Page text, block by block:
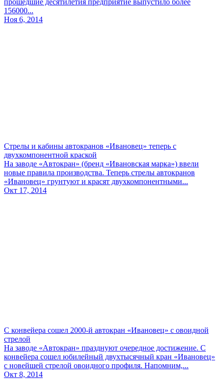
156000...
Ноя 6, 2014
Стрелы и кабины автокранов «Ивановец» теперь с
двухкомпонентной краской
На заводе «Автокран» (бренд «Ивановская марка») ввели
новые правила производства. Теперь стрелы автокранов
«Ивановец» грунтуют и красят двухкомпонентными...
Окт 17, 2014
С конвейера сошел 2000-й автокран «Ивановец» с овоидной
стрелой
На заводе «Автокран» празднуют очередное достижение. С
конвейера сошел юбилейный двухтысячный кран «Ивановец»
с новейшей стрелой овоидного профиля. Напомним,...
Окт 8, 2014